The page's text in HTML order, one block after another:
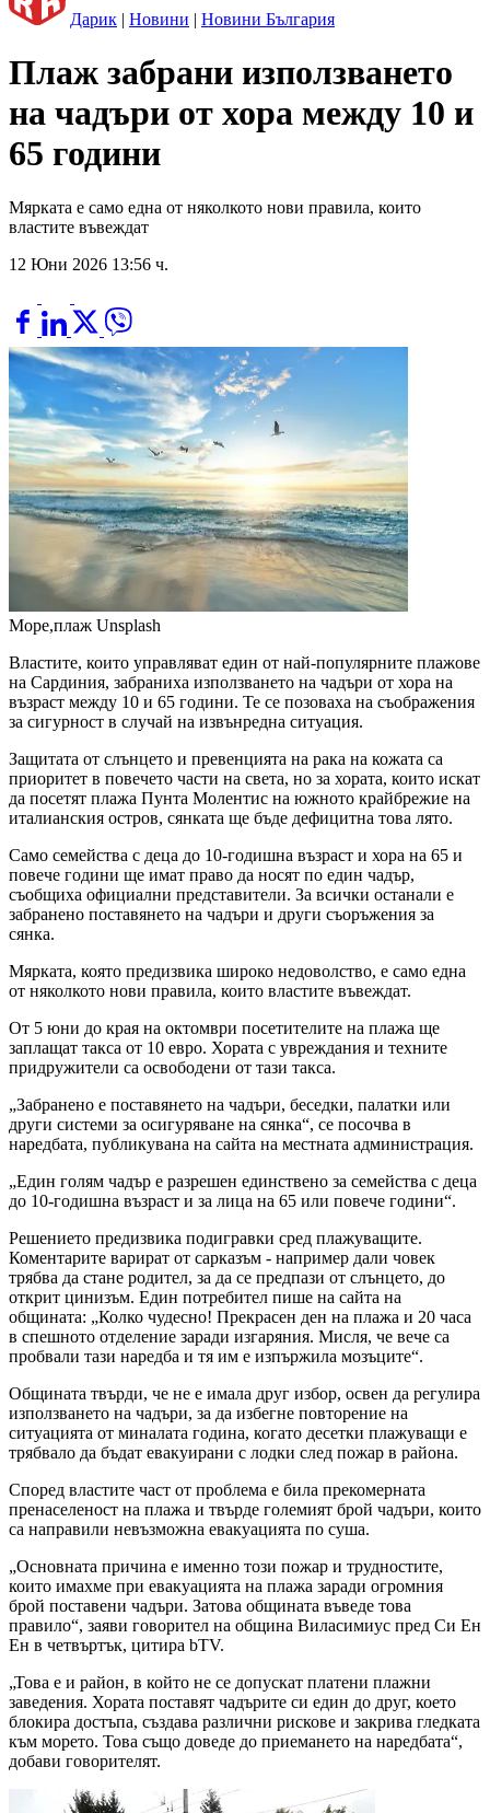
Дарик | Новини | Новини България
Плаж забрани използването
на чадъри от хора между 10 и
65 години
Мярката е само една от няколкото нови правила, които
властите въвеждат
12 Юни 2026 13:56 ч.
Море,плаж Unsplash
Властите, които управляват един от най-популярните плажове
на Сардиния, забраниха използването на чадъри от хора на
възраст между 10 и 65 години. Те се позоваха на съображения
за сигурност в случай на извънредна ситуация.
Защитата от слънцето и превенцията на рака на кожата са
приоритет в повечето части на света, но за хората, които искат
да посетят плажа Пунта Молентис на южното крайбрежие на
италианския остров, сянката ще бъде дефицитна това лято.
Само семейства с деца до 10-годишна възраст и хора на 65 и
повече години ще имат право да носят по един чадър,
съобщиха официални представители. За всички останали е
забранено поставянето на чадъри и други съоръжения за
сянка.
Мярката, която предизвика широко недоволство, е само една
от няколкото нови правила, които властите въвеждат.
От 5 юни до края на октомври посетителите на плажа ще
заплащат такса от 10 евро. Хората с увреждания и техните
придружители са освободени от тази такса.
„Забранено е поставянето на чадъри, беседки, палатки или
други системи за осигуряване на сянка“, се посочва в
наредбата, публикувана на сайта на местната администрация.
„Един голям чадър е разрешен единствено за семейства с деца
до 10-годишна възраст и за лица на 65 или повече години“.
Решението предизвика подигравки сред плажуващите.
Коментарите варират от сарказъм - например дали човек
трябва да стане родител, за да се предпази от слънцето, до
открит цинизъм. Един потребител пише на сайта на
общината: „Колко чудесно! Прекрасен ден на плажа и 20 часа
в спешното отделение заради изгаряния. Мисля, че вече са
пробвали тази наредба и тя им е изпържила мозъците“.
Общината твърди, че не е имала друг избор, освен да регулира
използването на чадъри, за да избегне повторение на
ситуацията от миналата година, когато десетки плажуващи е
трябвало да бъдат евакуирани с лодки след пожар в района.
Според властите част от проблема е била прекомерната
пренаселеност на плажа и твърде големият брой чадъри, които
са направили невъзможна евакуацията по суша.
„Основната причина е именно този пожар и трудностите,
които имахме при евакуацията на плажа заради огромния
брой поставени чадъри. Затова общината въведе това
правило“, заяви говорител на община Виласимиус пред Си Ен
Ен в четвъртък, цитира bTV.
„Това е и район, в който не се допускат платени плажни
заведения. Хората поставят чадърите си един до друг, което
блокира достъпа, създава различни рискове и закрива гледката
към морето. Това също доведе до приемането на наредбата“,
добави говорителят.